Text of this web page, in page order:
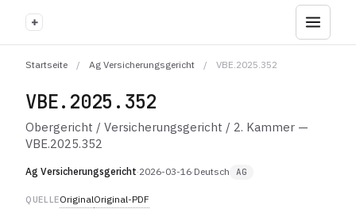
+
Startseite / Ag Versicherungsgericht / VBE.2025.352
VBE.2025.352
Obergericht / Versicherungsgericht / 2. Kammer —
VBE.2025.352
Ag Versicherungsgericht·2026-03-16·Deutsch AG
QUELLEOriginalOriginal-PDF